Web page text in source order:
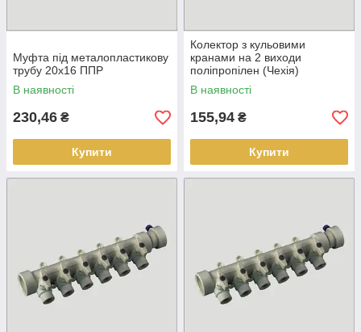
Муфта під металопластикову
трубу 20х16 ППР
В наявності
230,46 ₴
Купити
Колектор з кульовими
кранами на 2 виходи
поліпропілен (Чехія)
В наявності
155,94 ₴
Купити